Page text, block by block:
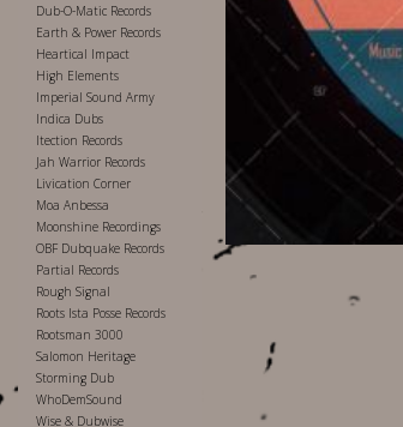
Dub-O-Matic Records
Earth & Power Records
Heartical Impact
High Elements
Imperial Sound Army
Indica Dubs
Itection Records
Jah Warrior Records
Livication Corner
Moa Anbessa
Moonshine Recordings
OBF Dubquake Records
Partial Records
Rough Signal
Roots Ista Posse Records
Rootsman 3000
Salomon Heritage
Storming Dub
WhoDemSound
Wise & Dubwise